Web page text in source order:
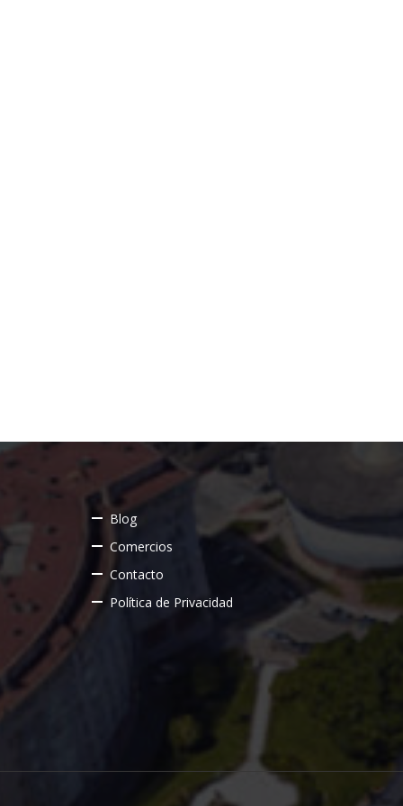
Blog
Comercios
Contacto
Política de Privacidad